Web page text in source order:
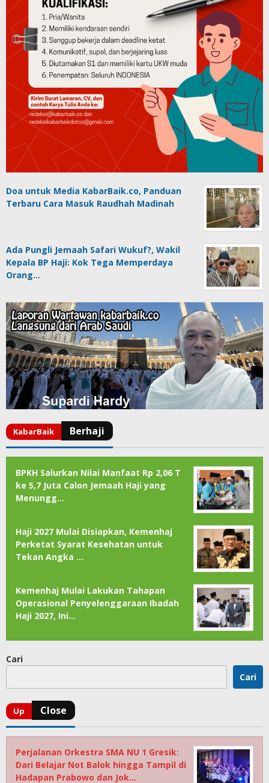
Doa untuk Media KabarBaik.co, Panduan
Terbaru Cara Masuk Raudhah Madinah
Ada Pungli Jemaah Safari Wukuf?, Wakil
Kepala BP Haji: Kok Tega Memperdaya
Orang…
BPKH Salurkan Nilai Manfaat Rp 2,06 T
ke 5,7 Juta Calon Jemaah Haji yang
Menungg…
Haji 2027 Mulai Disiapkan, Kemenhaj
Perketat Syarat Kesehatan untuk
Tekan Angka …
Kemenhaj Mulai Lakukan Tahapan
Operasional Penyelenggaraan Ibadah
Haji 2027, Ini…
Cari
Cari
Perjalanan Orkestra SMA NU 1 Gresik:
Dari Belajar Not Balok hingga Tampil di
Hadapan Prabowo dan Jok…